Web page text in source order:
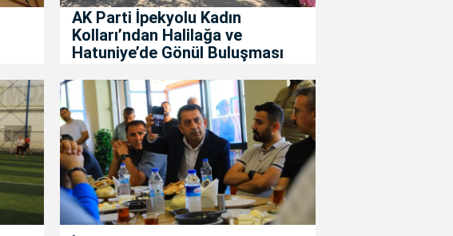
AK Parti İpekyolu Kadın
Kolları’ndan Halilağa ve
Hatuniye’de Gönül Buluşması